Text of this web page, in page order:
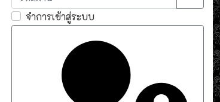
แสดงร
จำการเข้าสู่ระบบ